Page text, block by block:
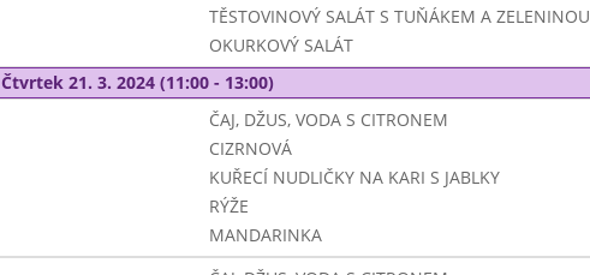
TĚSTOVINOVÝ SALÁT S TUŇÁKEM A ZELENINOU
OKURKOVÝ SALÁT
Čtvrtek 21. 3. 2024 (11:00 - 13:00)
ČAJ, DŽUS, VODA S CITRONEM
CIZRNOVÁ
KUŘECÍ NUDLIČKY NA KARI S JABLKY
RÝŽE
MANDARINKA